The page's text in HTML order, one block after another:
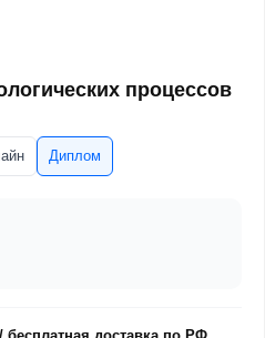
процессов
Диплом
бесплатная доставка по РФ